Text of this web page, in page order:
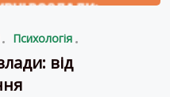
Психологія
від